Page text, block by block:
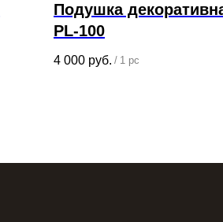
Подушка
PL-100
4 000 руб. / 1 pc